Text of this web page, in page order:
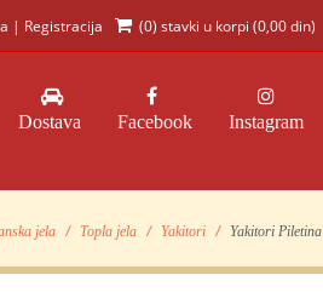
| Registracija (0) stavki u korpi (0,00 din)
Dostava Facebook Instagram
jela Topla jela Yakitori Yakitori Piletina